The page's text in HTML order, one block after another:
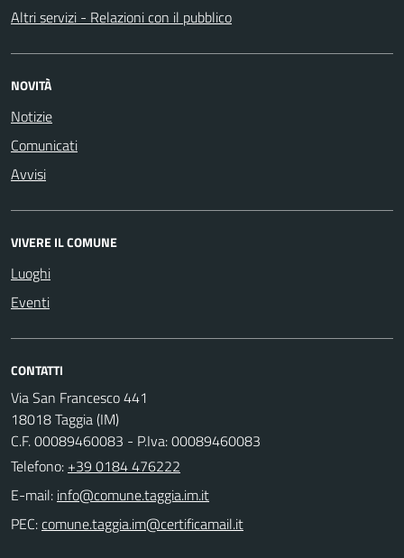
Altri servizi - Relazioni con il pubblico
NOVITÀ
Notizie
Comunicati
Avvisi
VIVERE IL COMUNE
Luoghi
Eventi
CONTATTI
Via San Francesco 441
18018 Taggia (IM)
C.F. 00089460083 - P.Iva: 00089460083
Telefono: +39 0184 476222
E-mail:
PEC: